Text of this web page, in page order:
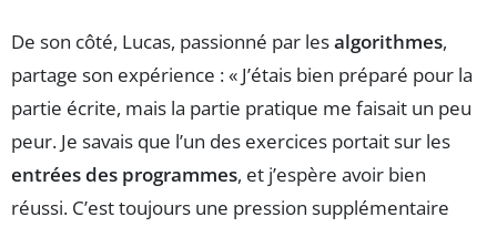
De son côté, Lucas, passionné par lesalgorithmes,
partage son expérience : « J’étais bien préparé pour la
partie écrite, mais la partie pratique me faisait un peu
peur. Je savais que l’un des exercices portait sur les
entrées des programmes, et j’espère avoir bien
réussi. C’est toujours une pression supplémentaire